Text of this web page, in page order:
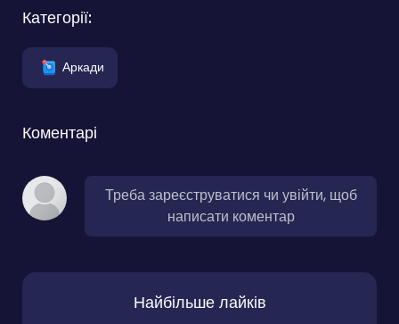
Категорії:
Аркади
Коментарі
Треба зареєструватися чи увійти, щоб
написати коментар
Найбільше лайків